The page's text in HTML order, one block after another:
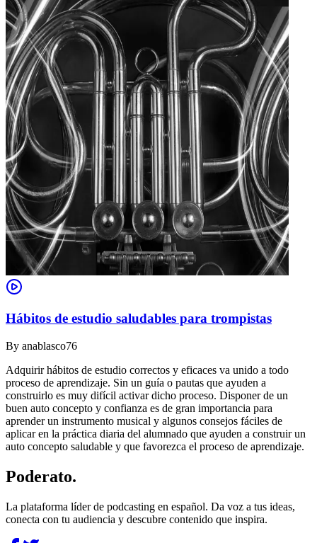
Hábitos de estudio saludables para trompistas
By anablasco76
Adquirir hábitos de estudio correctos y eficaces va unido a todo
proceso de aprendizaje. Sin un guía o pautas que ayuden a
construirlo es muy difícil activar dicho proceso. Disponer de un
buen auto concepto y confianza es de gran importancia para
aprender un instrumento musical y algunos consejos fáciles de
aplicar en la práctica diaria del alumnado que ayuden a construir un
auto concepto saludable y que favorezca el proceso de aprendizaje.
Poderato.
La plataforma líder de podcasting en español. Da voz a tus ideas,
conecta con tu audiencia y descubre contenido que inspira.